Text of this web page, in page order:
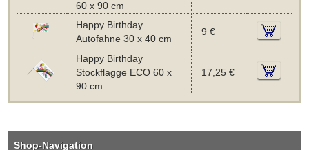
60 x 90 cm
Happy Birthday
Autofahne 30 x 40 cm
9 €
Happy Birthday
Stockflagge ECO 60 x
90 cm
17,25 €
Shop-Navigation